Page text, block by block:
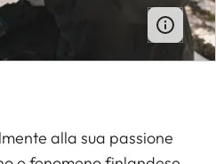
alla sua passione